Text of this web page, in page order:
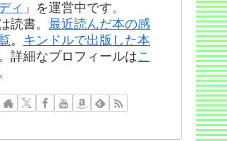
ィ 」を運営中です。
読書。 最近読んだ本の感
。 キンドルで出版した本
詳細なプロフィールはこ